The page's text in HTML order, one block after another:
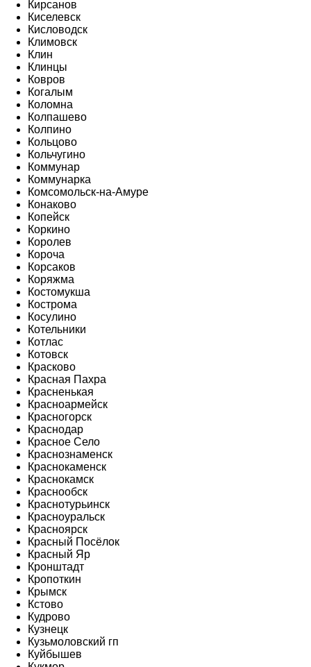
Кирсанов
Киселевск
Кисловодск
Климовск
Клин
Клинцы
Ковров
Когалым
Коломна
Колпашево
Колпино
Кольцово
Кольчугино
Коммунар
Коммунарка
Комсомольск-на-Амуре
Конаково
Копейск
Коркино
Королев
Короча
Корсаков
Коряжма
Костомукша
Кострома
Косулино
Котельники
Котлас
Котовск
Красково
Красная Пахра
Красненькая
Красноармейск
Красногорск
Краснодар
Красное Село
Краснознаменск
Краснокаменск
Краснокамск
Краснообск
Краснотурьинск
Красноуральск
Красноярск
Красный Посёлок
Красный Яр
Кронштадт
Кропоткин
Крымск
Кстово
Кудрово
Кузнецк
Кузьмоловский гп
Куйбышев